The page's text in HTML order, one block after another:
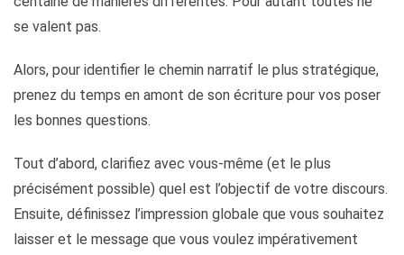
se valent pas.
Alors, pour identifier le chemin narratif le plus stratégique,
prenez du temps en amont de son écriture pour vos poser
les bonnes questions.
Tout d’abord, clarifiez avec vous-même (et le plus
précisément possible) quel est l’objectif de votre discours.
Ensuite, définissez l’impression globale que vous souhaitez
laisser et le message que vous voulez impérativement